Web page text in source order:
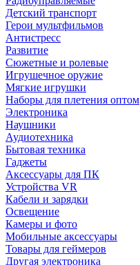
Детский транспорт
Герои мультфильмов
Антистресс
Развитие
Сюжетные и ролевые
Игрушечное оружие
Мягкие игрушки
Наборы для плетения оптом
Электроника
Наушники
Аудиотехника
Бытовая техника
Гаджеты
Аксессуары для ПК
Устройства VR
Кабели и зарядки
Освещение
Камеры и фото
Мобильные аксессуары
Товары для геймеров
Другая электроника